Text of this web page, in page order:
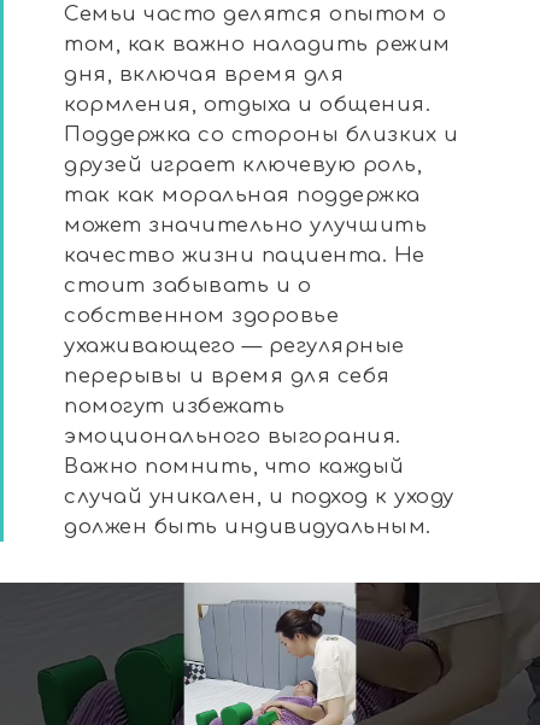
Семьи часто делятся опытом о
том, как важно наладить режим
дня, включая время для
кормления, отдыха и общения.
Поддержка со стороны близких и
друзей играет ключевую роль,
так как моральная поддержка
может значительно улучшить
качество жизни пациента. Не
стоит забывать и о
собственном здоровье
ухаживающего — регулярные
перерывы и время для себя
помогут избежать
эмоционального выгорания.
Важно помнить, что каждый
случай уникален, и подход к уходу
должен быть индивидуальным.